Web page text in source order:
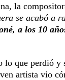
la
se acabó a
a los 10
que perdió y
artista vio